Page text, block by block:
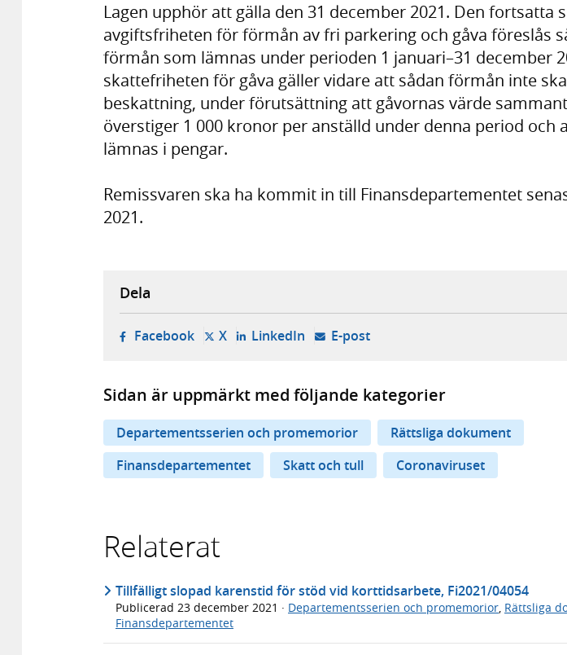
Lagen upphör att gälla den 31 december 2021. Den fortsatta
avgiftsfriheten för förmån av fri parkering och gåva föreslås
förmån som lämnas under perioden 1 januari–31 december
skattefriheten för gåva gäller vidare att sådan förmån inte
beskattning, under förutsättning att gåvornas värde
överstiger 1 000 kronor per anställd under denna period och
lämnas i pengar.
Remissvaren ska ha kommit in till Finansdepartementet
2021.
Dela
Facebook- öppnas i ny flik, extern webbplats,
X- öppnas i ny flik, extern webbplats,
LinkedIn- öppnas i ny flik, extern webbplats,
E-post- öppnar din e-postklient,
Sidan är uppmärkt med följande kategorier
Departementsserien och promemorior
Rättsliga dokument
Finansdepartementet
Skatt och tull Coronaviruset
Relaterat
Tillfälligt slopad karenstid för stöd vid korttidsarbete, Fi2021/04054
Publicerad 23 december 2021 · Departementsserien och promemorior Rättsliga
Finansdepartementet